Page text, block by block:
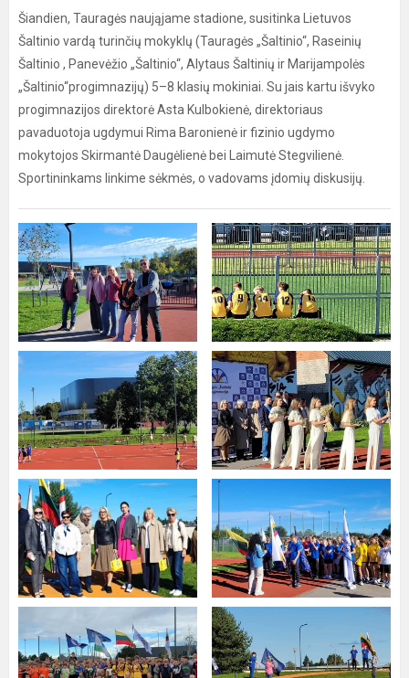
Šiandien, Tauragės naująjame stadione, susitinka Lietuvos
Šaltinio vardą turinčių mokyklų (Tauragės „Šaltinio“, Raseinių
Šaltinio , Panevėžio „Šaltinio“, Alytaus Šaltinių ir Marijampolės
„Šaltinio“progimnazijų) 5–8 klasių mokiniai. Su jais kartu išvyko
progimnazijos direktorė Asta Kulbokienė, direktoriaus
pavaduotoja ugdymui Rima Baronienė ir fizinio ugdymo
mokytojos Skirmantė Daugėlienė bei Laimutė Stegvilienė.
Sportininkams linkime sėkmės, o vadovams įdomių diskusijų.